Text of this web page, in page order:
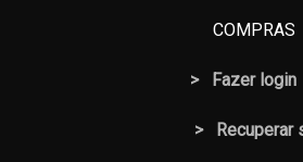
COMPRAS
> Fazer login
> Recuperar